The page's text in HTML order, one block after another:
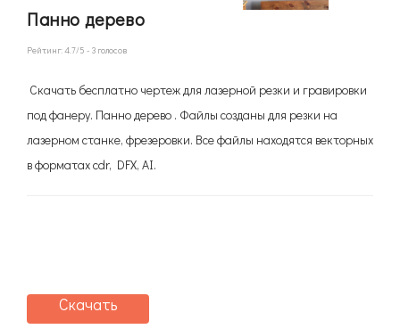
Панно дерево
Рейтинг:4.7/5 - 3 голосов
Скачать бесплатно чертеж для лазерной резки и гравировки
под фанеру. Панно дерево . Файлы созданы для резки на
лазерном станке, фрезеровки. Все файлы находятся векторных
в форматах cdr, DFX, AI.
Скачать